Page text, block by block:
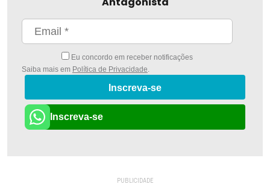
Eu concordo em receber notificações
Saiba mais em Política de Privacidade.
Inscreva-se
Inscreva-se